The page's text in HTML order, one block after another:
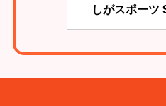
しがスポーツ